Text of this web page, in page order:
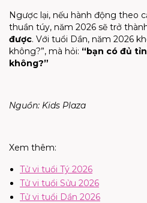
Ngược lại, nếu hành động theo
thuần túy, năm 2026 sẽ trở
được. Với tuổi Dần, năm 2026
không?”, mà hỏi: “bạn có đủ
không?”
Nguồn: Kids Plaza
Xem thêm:
Tử vi tuổi Tý 2026
Tử vi tuổi Sửu 2026
Tử vi tuổi Dần 2026